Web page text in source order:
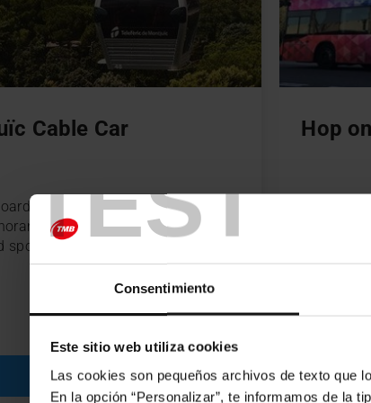
TEST
Consentimiento
Este sitio web utiliza cookies
Las cookies son pequeños archivos de texto que
En la opción “Personalizar”, te informamos de la
Cable Car
the Montjuïc Cable Car and
views of Barcelona from a
spot.
BUY
Hop